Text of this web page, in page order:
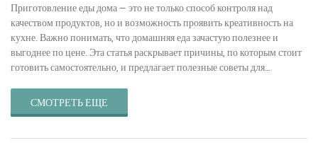
Приготовление еды дома — это не только способ контроля над
качеством продуктов, но и возможность проявить креативность на
кухне. Важно понимать, что домашняя еда зачастую полезнее и
выгоднее по цене. Эта статья раскрывает причины, по которым стоит
готовить самостоятельно, и предлагает полезные советы для
СМОТРЕТЬ ЕЩЕ